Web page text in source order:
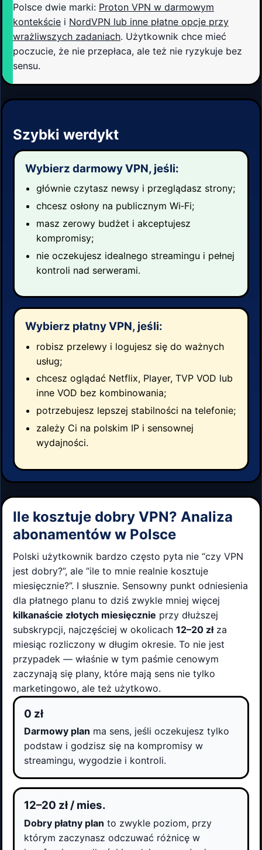
Polsce dwie marki: Proton VPN w darmowym
kontekście i NordVPN lub inne płatne opcje przy
wrażliwszych zadaniach. Użytkownik chce mieć
poczucie, że nie przepłaca, ale też nie ryzykuje bez
sensu.
Szybki werdykt
Wybierz darmowy VPN, jeśli:
głównie czytasz newsy i przeglądasz strony;
chcesz osłony na publicznym Wi‑Fi;
masz zerowy budżet i akceptujesz
kompromisy;
nie oczekujesz idealnego streamingu i pełnej
kontroli nad serwerami.
Wybierz płatny VPN, jeśli:
robisz przelewy i logujesz się do ważnych
usług;
chcesz oglądać Netflix, Player, TVP VOD lub
inne VOD bez kombinowania;
potrzebujesz lepszej stabilności na telefonie;
zależy Ci na polskim IP i sensownej
wydajności.
Ile kosztuje dobry VPN? Analiza
abonamentów w Polsce
Polski użytkownik bardzo często pyta nie “czy VPN
jest dobry?”, ale “ile to mnie realnie kosztuje
miesięcznie?”. I słusznie. Sensowny punkt odniesienia
dla płatnego planu to dziś zwykle mniej więcej
kilkanaście złotych miesięcznie przy dłuższej
subskrypcji, najczęściej w okolicach 12–20 złza
miesiąc rozliczony w długim okresie. To nie jest
przypadek — właśnie w tym paśmie cenowym
zaczynają się plany, które mają sens nie tylko
marketingowo, ale też użytkowo.
0 zł
Darmowy plan ma sens, jeśli oczekujesz tylko
podstaw i godzisz się na kompromisy w
streamingu, wygodzie i kontroli.
12–20 zł / mies.
Dobry płatny plan to zwykle poziom, przy
którym zaczynasz odczuwać różnicę w